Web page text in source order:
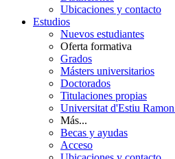
Ubicaciones y contacto
Estudios
Nuevos estudiantes
Oferta formativa
Grados
Másters universitarios
Doctorados
Titulaciones propias
Universitat d'Estiu
Más...
Becas y ayudas
Acceso